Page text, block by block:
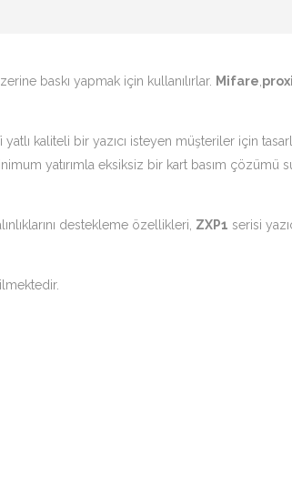
baskı yapmak için kullanılırlar. Mifare
kaliteli bir yazıcı isteyen müşteriler için
yatırımla eksiksiz bir kart basım çözümü
destekleme özellikleri, ZXP1 serisi